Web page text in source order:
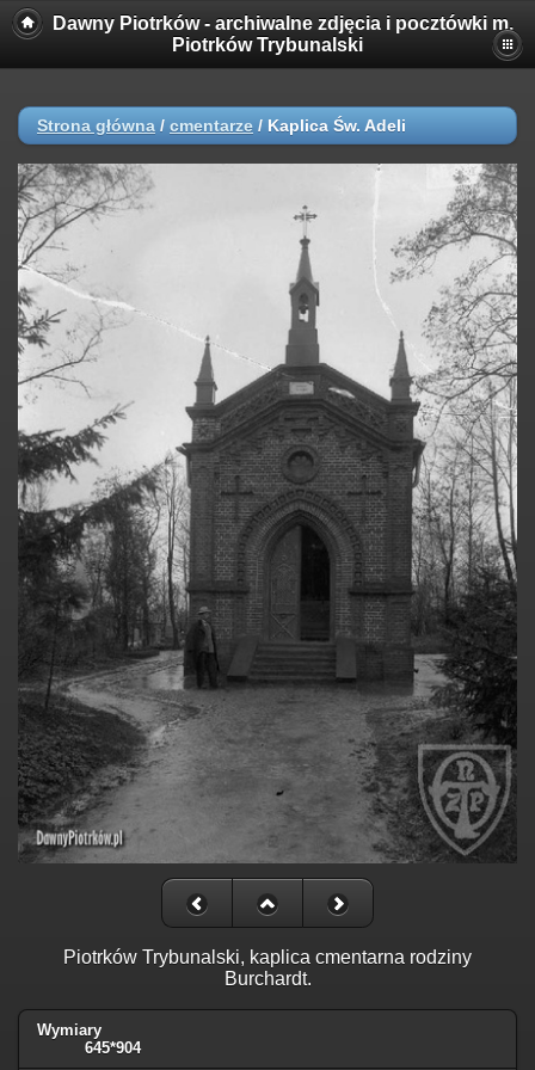
Dawny Piotrków - archiwalne zdjęcia i pocztówki m.
Piotrków Trybunalski
Strona główna / cmentarze / Kaplica Św. Adeli
Piotrków Trybunalski, kaplica cmentarna rodziny
Burchardt.
Wymiary
645*904